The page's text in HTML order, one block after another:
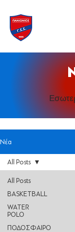
Νέα
All Posts
BASKETBALL
WATER
POLO
ΠΟΔΟΣΦΑΙΡΟ
All Posts